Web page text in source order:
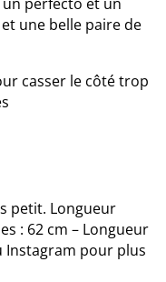
une belle paire de
casser le côté trop
petit. Longueur
: 62 cm – Longueur
Instagram pour plus